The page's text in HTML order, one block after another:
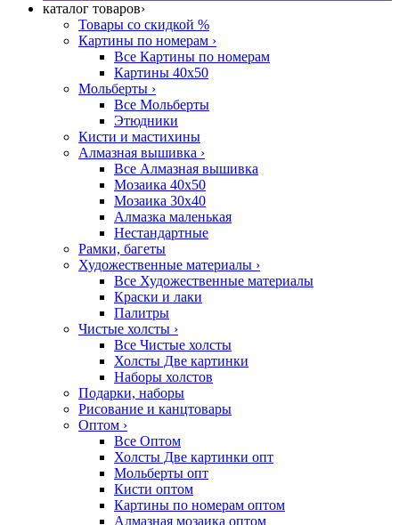
каталог товаров›
Товары со скидкой %
Картины по номерам ›
Все Картины по номерам
Картины 40x50
Мольберты ›
Все Мольберты
Этюдники
Кисти и мастихины
Алмазная вышивка ›
Все Алмазная вышивка
Мозаика 40x50
Мозаика 30x40
Алмазка маленькая
Нестандартные
Рамки, багеты
Художественные материалы ›
Все Художественные материалы
Краски и лаки
Палитры
Чистые холсты ›
Все Чистые холсты
Холсты Две картинки
Наборы холстов
Подарки, наборы
Рисование и канцтовары
Оптом ›
Все Оптом
Холсты Две картинки опт
Мольберты опт
Кисти оптом
Картины по номерам оптом
Алмазная мозаика оптом